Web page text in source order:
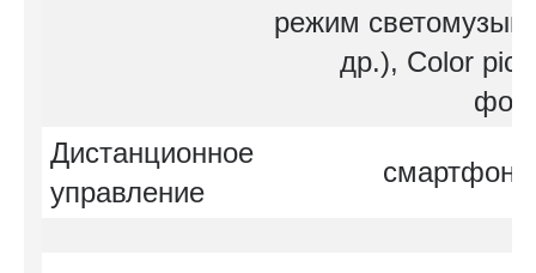
режим
др.), Color
Дистанционное
управление
смартфон/